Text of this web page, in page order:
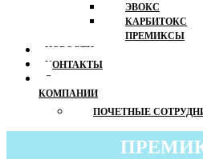
ЭВОКС
КАРБИТОКС
ПРЕМИКСЫ
НОВОСТИ
КОНТАКТЫ
О
КОМПАНИИ
ПОЧЕТНЫЕ